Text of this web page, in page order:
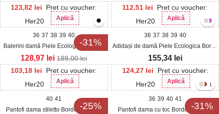
123,82 lei
Pret cu voucher:
Her20
Aplică
112,51 lei
Pret cu voucher:
Her20
Aplică
-31%
36 37 38 39 40
Balerini damă Piele Ecologica Lacuita
Bordo Jenly2
103,18 lei
Pret cu voucher:
Her20
Aplică
128,97 lei 189,00lei
36 37 38 39 40
Adidași de damă Piele Ecologica Bordo
Samyra
124,27 lei
Pret cu voucher:
Her20
Aplică
155,34 lei
-25%
40 41
Pantofi dama stiletto Bordo din Piele
-31%
1
36 39 40 41
Pantofi dama cu toc Bordo din Piele